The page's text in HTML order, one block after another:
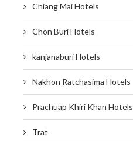
Chiang Mai Hotels
Chon Buri Hotels
kanjanaburi Hotels
Nakhon Ratchasima Hotels
Prachuap Khiri Khan Hotels
Trat